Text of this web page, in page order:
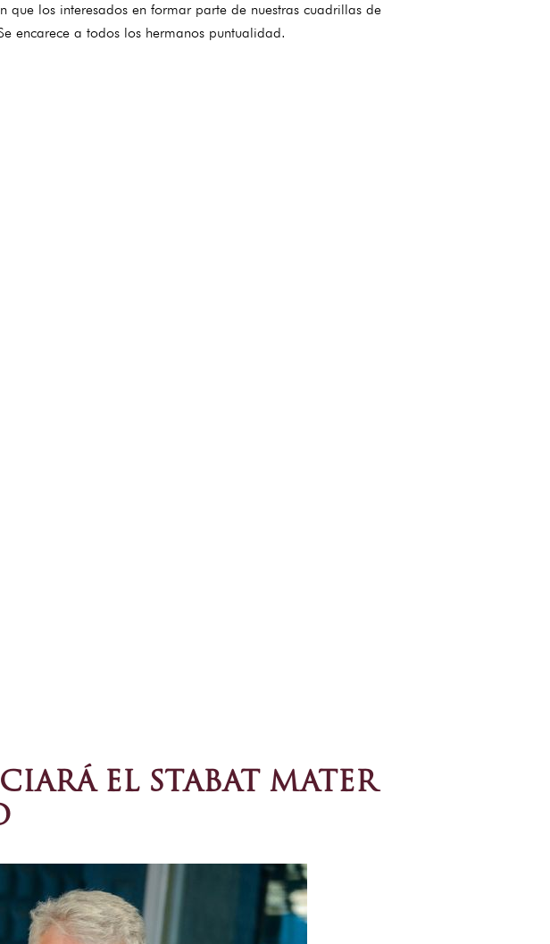
los interesados en formar parte de nuestras cuadrillas de
encarece a todos los hermanos puntualidad.
EL STABAT MATER